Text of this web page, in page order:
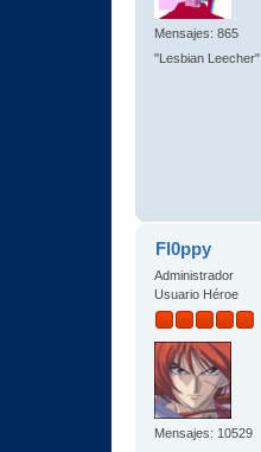
Mensajes: 865
"Lesbian Leecher"
Fl0ppy
Administrador
Usuario Héroe
Mensajes: 10529